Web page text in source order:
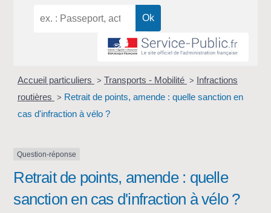
Accueil particuliers > Transports - Mobilité > Infractions
routières > Retrait de points, amende : quelle sanction en
cas d'infraction à vélo ?
Question-réponse
Retrait de points, amende : quelle
sanction en cas d'infraction à vélo ?